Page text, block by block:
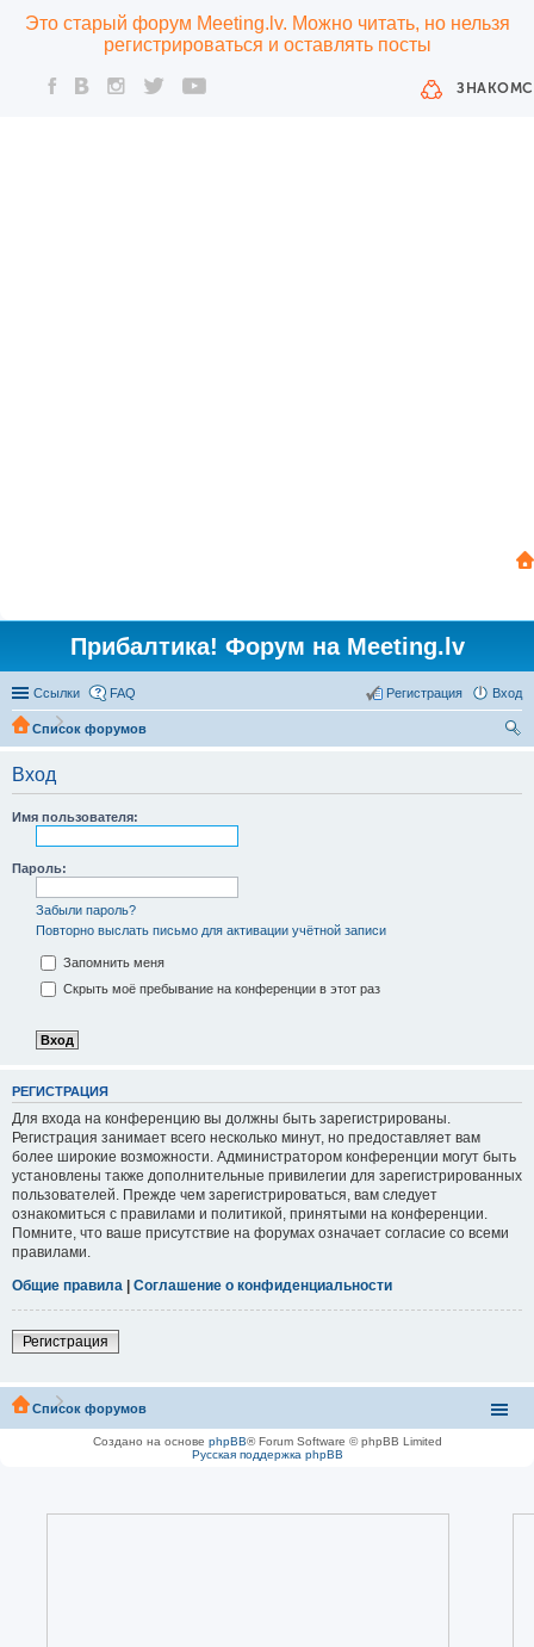
Это старый форум Meeting.lv. Можно читать, но нельзя
регистрироваться и оставлять посты
Прибалтика! Форум на Meeting.lv
Ссылки FAQ Вход
Регистрация
Список форумов
Вход
Имя пользователя:
Пароль:
Забыли пароль?
Повторно выслать письмо для активации учётной записи
Запомнить меня
Скрыть моё пребывание на конференции в этот раз
РЕГИСТРАЦИЯ
Для входа на конференцию вы должны быть зарегистрированы.
Регистрация занимает всего несколько минут, но предоставляет вам
более широкие возможности. Администратором конференции могут быть
установлены также дополнительные привилегии для зарегистрированных
пользователей. Прежде чем зарегистрироваться, вам следует
ознакомиться с правилами и политикой, принятыми на конференции.
Помните, что ваше присутствие на форумах означает согласие со всеми
правилами.
Общие правила
Соглашение о конфиденциальности
Регистрация
Список форумов
Создано на основе phpBB® Forum Software © phpBB Limited
Русская поддержка phpBB